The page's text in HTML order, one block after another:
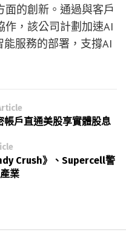
的創新。通過與客戶
作，該公司計劃加速AI
服務的部署，支撐AI
戶直通美股享實體股息
Crush》、Supercell警
業